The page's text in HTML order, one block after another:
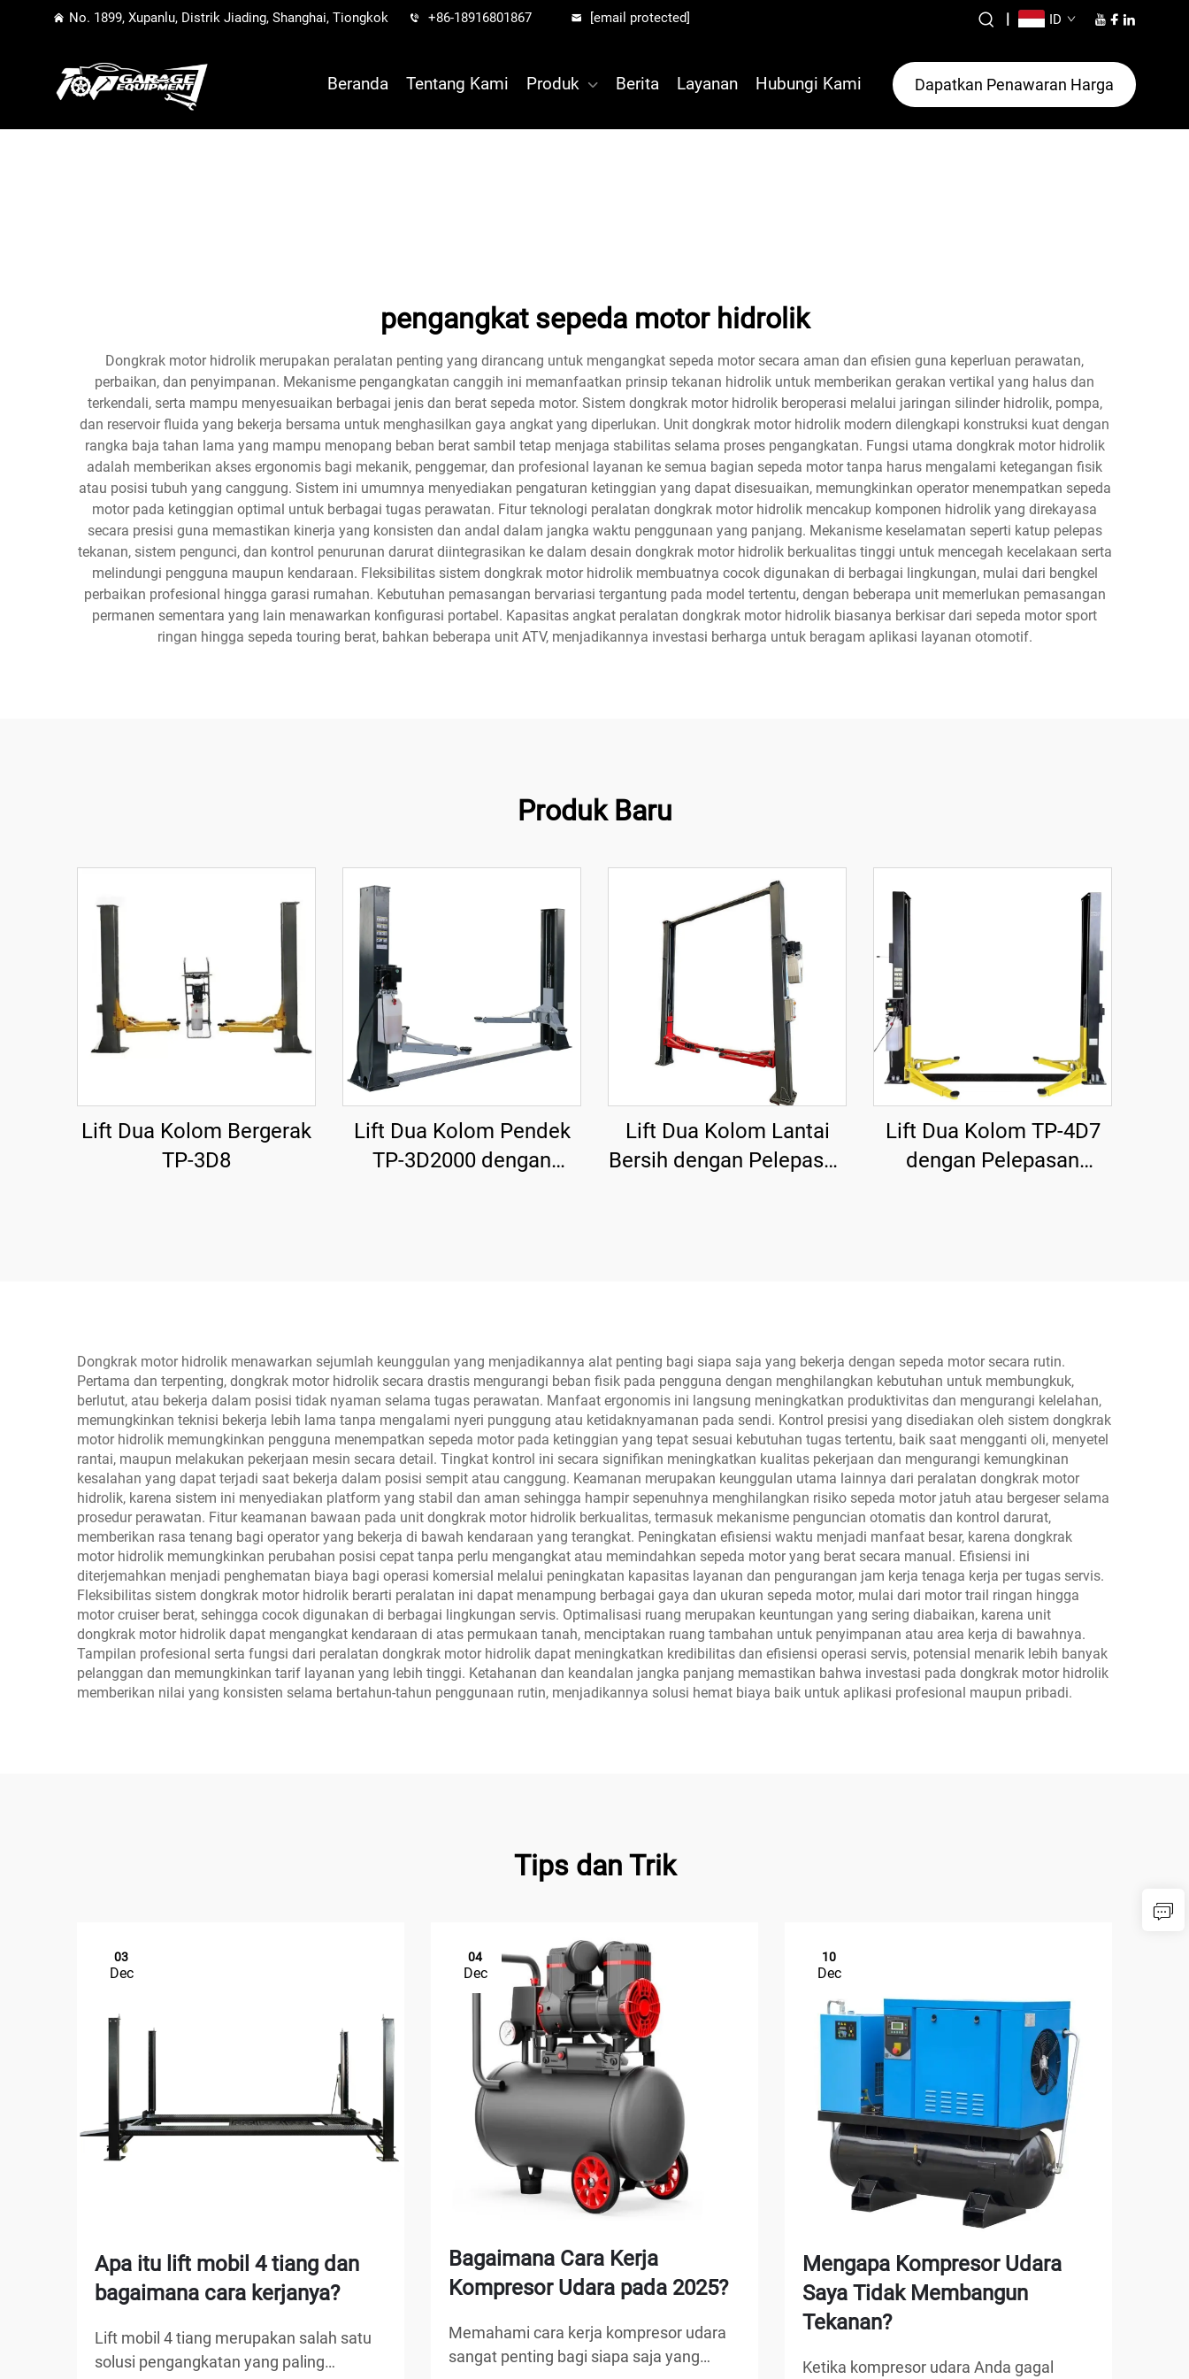
No. 1899, Xupanlu, Distrik Jiading, Shanghai, Tiongkok +86-18916801867 [email protected] | ID
Beranda Tentang Kami Produk Berita Layanan Hubungi Kami Dapatkan Penawaran Harga
pengangkat sepeda motor hidrolik
Dongkrak motor hidrolik merupakan peralatan penting yang dirancang untuk mengangkat sepeda motor secara aman dan efisien guna keperluan perawatan,
perbaikan, dan penyimpanan. Mekanisme pengangkatan canggih ini memanfaatkan prinsip tekanan hidrolik untuk memberikan gerakan vertikal yang halus dan
terkendali, serta mampu menyesuaikan berbagai jenis dan berat sepeda motor. Sistem dongkrak motor hidrolik beroperasi melalui jaringan silinder hidrolik, pompa,
dan reservoir fluida yang bekerja bersama untuk menghasilkan gaya angkat yang diperlukan. Unit dongkrak motor hidrolik modern dilengkapi konstruksi kuat dengan
rangka baja tahan lama yang mampu menopang beban berat sambil tetap menjaga stabilitas selama proses pengangkatan. Fungsi utama dongkrak motor hidrolik
adalah memberikan akses ergonomis bagi mekanik, penggemar, dan profesional layanan ke semua bagian sepeda motor tanpa harus mengalami ketegangan fisik
atau posisi tubuh yang canggung. Sistem ini umumnya menyediakan pengaturan ketinggian yang dapat disesuaikan, memungkinkan operator menempatkan sepeda
motor pada ketinggian optimal untuk berbagai tugas perawatan. Fitur teknologi peralatan dongkrak motor hidrolik mencakup komponen hidrolik yang direkayasa
secara presisi guna memastikan kinerja yang konsisten dan andal dalam jangka waktu penggunaan yang panjang. Mekanisme keselamatan seperti katup pelepas
tekanan, sistem pengunci, dan kontrol penurunan darurat diintegrasikan ke dalam desain dongkrak motor hidrolik berkualitas tinggi untuk mencegah kecelakaan serta
melindungi pengguna maupun kendaraan. Fleksibilitas sistem dongkrak motor hidrolik membuatnya cocok digunakan di berbagai lingkungan, mulai dari bengkel
perbaikan profesional hingga garasi rumahan. Kebutuhan pemasangan bervariasi tergantung pada model tertentu, dengan beberapa unit memerlukan pemasangan
permanen sementara yang lain menawarkan konfigurasi portabel. Kapasitas angkat peralatan dongkrak motor hidrolik biasanya berkisar dari sepeda motor sport
ringan hingga sepeda touring berat, bahkan beberapa unit ATV, menjadikannya investasi berharga untuk beragam aplikasi layanan otomotif.
Produk Baru
Lift Dua Kolom Bergerak
TP-3D8
Lift Dua Kolom Pendek
TP-3D2000 dengan
Lift Dua Kolom Lantai
Bersih dengan Pelepasan
Lift Dua Kolom TP-4D7
dengan Pelepasan
Dongkrak motor hidrolik menawarkan sejumlah keunggulan yang menjadikannya alat penting bagi siapa saja yang bekerja dengan sepeda motor secara rutin.
Pertama dan terpenting, dongkrak motor hidrolik secara drastis mengurangi beban fisik pada pengguna dengan menghilangkan kebutuhan untuk membungkuk,
berlutut, atau bekerja dalam posisi tidak nyaman selama tugas perawatan. Manfaat ergonomis ini langsung meningkatkan produktivitas dan mengurangi kelelahan,
memungkinkan teknisi bekerja lebih lama tanpa mengalami nyeri punggung atau ketidaknyamanan pada sendi. Kontrol presisi yang disediakan oleh sistem dongkrak
motor hidrolik memungkinkan pengguna menempatkan sepeda motor pada ketinggian yang tepat sesuai kebutuhan tugas tertentu, baik saat mengganti oli, menyetel
rantai, maupun melakukan pekerjaan mesin secara detail. Tingkat kontrol ini secara signifikan meningkatkan kualitas pekerjaan dan mengurangi kemungkinan
kesalahan yang dapat terjadi saat bekerja dalam posisi sempit atau canggung. Keamanan merupakan keunggulan utama lainnya dari peralatan dongkrak motor
hidrolik, karena sistem ini menyediakan platform yang stabil dan aman sehingga hampir sepenuhnya menghilangkan risiko sepeda motor jatuh atau bergeser selama
prosedur perawatan. Fitur keamanan bawaan pada unit dongkrak motor hidrolik berkualitas, termasuk mekanisme penguncian otomatis dan kontrol darurat,
memberikan rasa tenang bagi operator yang bekerja di bawah kendaraan yang terangkat. Peningkatan efisiensi waktu menjadi manfaat besar, karena dongkrak
motor hidrolik memungkinkan perubahan posisi cepat tanpa perlu mengangkat atau memindahkan sepeda motor yang berat secara manual. Efisiensi ini
diterjemahkan menjadi penghematan biaya bagi operasi komersial melalui peningkatan kapasitas layanan dan pengurangan jam kerja tenaga kerja per tugas servis.
Fleksibilitas sistem dongkrak motor hidrolik berarti peralatan ini dapat menampung berbagai gaya dan ukuran sepeda motor, mulai dari motor trail ringan hingga
motor cruiser berat, sehingga cocok digunakan di berbagai lingkungan servis. Optimalisasi ruang merupakan keuntungan yang sering diabaikan, karena unit
dongkrak motor hidrolik dapat mengangkat kendaraan di atas permukaan tanah, menciptakan ruang tambahan untuk penyimpanan atau area kerja di bawahnya.
Tampilan profesional serta fungsi dari peralatan dongkrak motor hidrolik dapat meningkatkan kredibilitas dan efisiensi operasi servis, potensial menarik lebih banyak
pelanggan dan memungkinkan tarif layanan yang lebih tinggi. Ketahanan dan keandalan jangka panjang memastikan bahwa investasi pada dongkrak motor hidrolik
memberikan nilai yang konsisten selama bertahun-tahun penggunaan rutin, menjadikannya solusi hemat biaya baik untuk aplikasi profesional maupun pribadi.
Tips dan Trik
03
Dec
Apa itu lift mobil 4 tiang dan
bagaimana cara kerjanya?
Lift mobil 4 tiang merupakan salah satu
solusi pengangkatan yang paling
04
Dec
Bagaimana Cara Kerja
Kompresor Udara pada 2025?
Memahami cara kerja kompresor udara
sangat penting bagi siapa saja yang
10
Dec
Mengapa Kompresor Udara
Saya Tidak Membangun
Tekanan?
Ketika kompresor udara Anda gagal